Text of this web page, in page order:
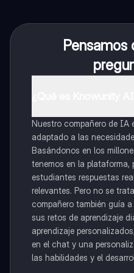
Pensamos
Nuestro compañero de IA
adaptado a las
Basándonos en los
tenemos en la plataforma,
estudiantes respuestas
relevantes. Pero no se
compañero también guía
sus retos de aprendizaje
aprendizaje
en el chat y una
las habilidades y el